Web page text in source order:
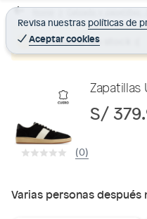
c
t
n
Revisa nuestras políticas de
Aceptar cookies
Home Calzado y zapatillas
Producto sin stock :(
Zapatillas
S/
(0)
Varias personas después